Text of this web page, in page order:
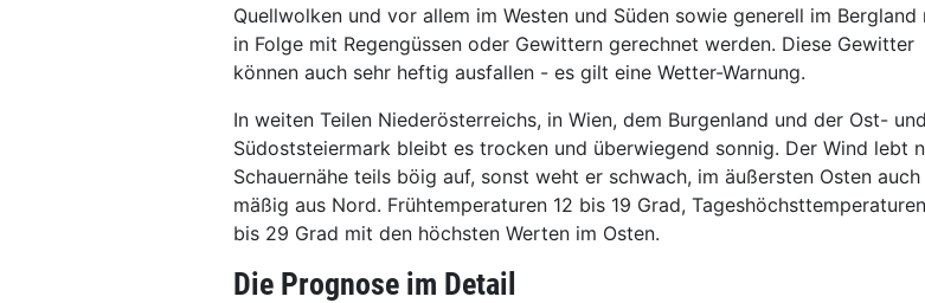
Quellwolken und vor allem im Westen und Süden sowie generell im Bergland
in Folge mit Regengüssen oder Gewittern gerechnet werden. Diese Gewitter
können auch sehr heftig ausfallen - es gilt eine Wetter-Warnung.
In weiten Teilen Niederösterreichs, in Wien, dem Burgenland und der Ost- und
Südoststeiermark bleibt es trocken und überwiegend sonnig. Der Wind lebt
Schauernähe teils böig auf, sonst weht er schwach, im äußersten Osten auch
mäßig aus Nord. Frühtemperaturen 12 bis 19 Grad,
bis 29 Grad mit den höchsten Werten im Osten.
Die Prognose im Detail